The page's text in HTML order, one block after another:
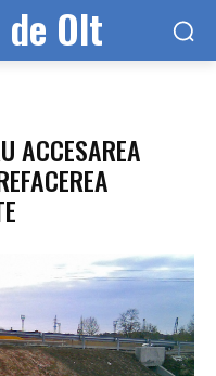
Olt
ACCESAREA